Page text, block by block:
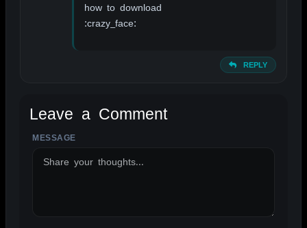
how to download
:crazy_face:
REPLY
Leave a Comment
MESSAGE
ALTERNATIVE: